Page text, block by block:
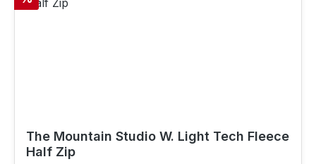
The Mountain Studio W. Light Tech Fleece
Half Zip